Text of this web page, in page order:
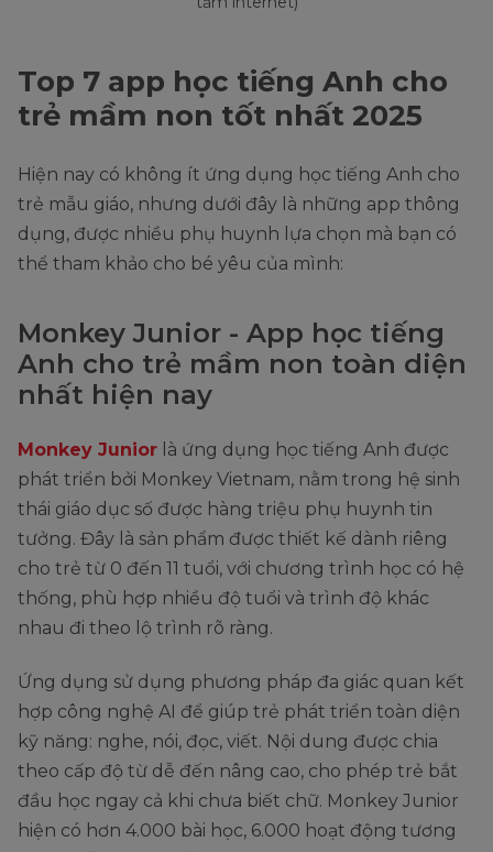
Top 7 app học tiếng Anh cho
trẻ mầm non tốt nhất 2025
Hiện nay có không ít ứng dụng học tiếng Anh cho
trẻ mẫu giáo, nhưng dưới đây là những app thông
dụng, được nhiều phụ huynh lựa chọn mà bạn có
thể tham khảo cho bé yêu của mình:
Monkey Junior - App học tiếng
Anh cho trẻ mầm non toàn diện
nhất hiện nay
Monkey Junior là ứng dụng học tiếng Anh được
phát triển bởi Monkey Vietnam, nằm trong hệ sinh
thái giáo dục số được hàng triệu phụ huynh tin
tưởng. Đây là sản phẩm được thiết kế dành riêng
cho trẻ từ 0 đến 11 tuổi, với chương trình học có hệ
thống, phù hợp nhiều độ tuổi và trình độ khác
nhau đi theo lộ trình rõ ràng.
Ứng dụng sử dụng phương pháp đa giác quan kết
hợp công nghệ AI để giúp trẻ phát triển toàn diện
kỹ năng: nghe, nói, đọc, viết. Nội dung được chia
theo cấp độ từ dễ đến nâng cao, cho phép trẻ bắt
đầu học ngay cả khi chưa biết chữ. Monkey Junior
hiện có hơn 4.000 bài học, 6.000 hoạt động tương